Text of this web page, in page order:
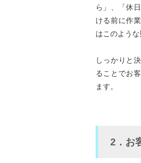
ら」、「休
ける前に作
はこのような
しっかりと
ることでお
ます。
2．お